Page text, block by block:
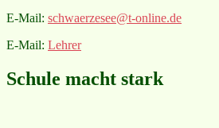
E-Mail: schwaerzesee@t-online.de
E-Mail: Lehrer
Schule macht stark